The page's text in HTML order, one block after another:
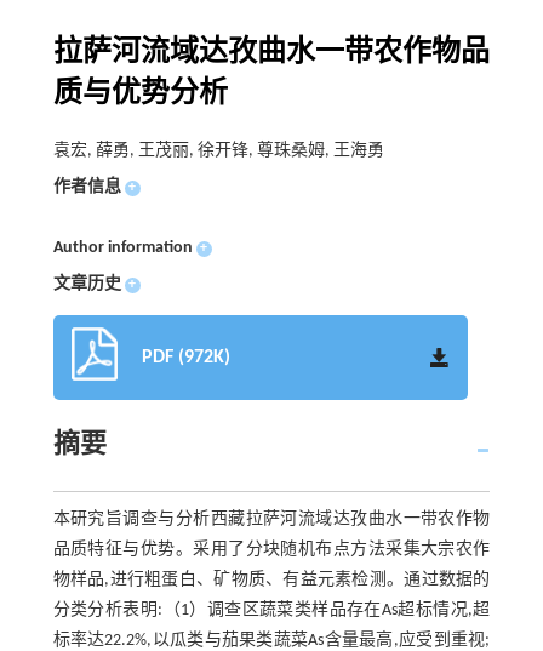
拉萨河流域达孜曲水一带农作物品
质与优势分析
袁宏, 薛勇, 王茂丽, 徐开锋, 尊珠桑姆, 王海勇
作者信息 +
Author information +
文章历史 +
PDF (972K)
摘要
本研究旨调查与分析西藏拉萨河流域达孜曲水一带农作物
品质特征与优势。采用了分块随机布点方法采集大宗农作
物样品,进行粗蛋白、矿物质、有益元素检测。通过数据的
分类分析表明:（1）调查区蔬菜类样品存在As超标情况,超
标率达22.2%,以瓜类与茄果类蔬菜As含量最高,应受到重视;